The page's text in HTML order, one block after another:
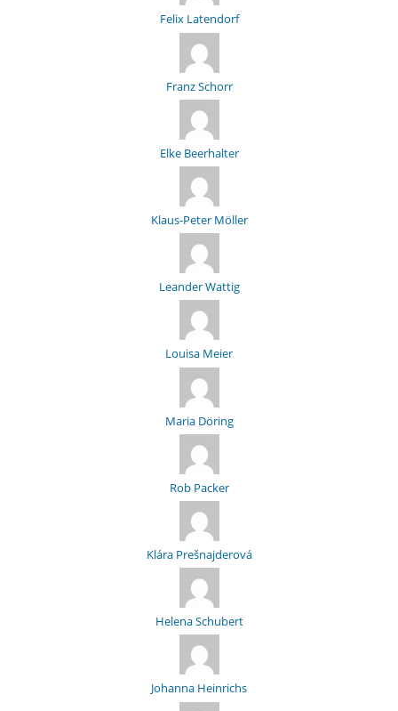
Felix Latendorf
Franz Schorr
Elke Beerhalter
Klaus-Peter Möller
Leander Wattig
Louisa Meier
Maria Döring
Rob Packer
Klára Prešnajderová
Helena Schubert
Johanna Heinrichs